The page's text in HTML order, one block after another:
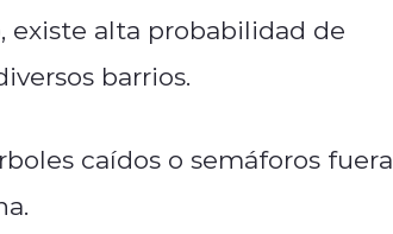
existe alta probabilidad de
barrios.
caídos o semáforos fuera